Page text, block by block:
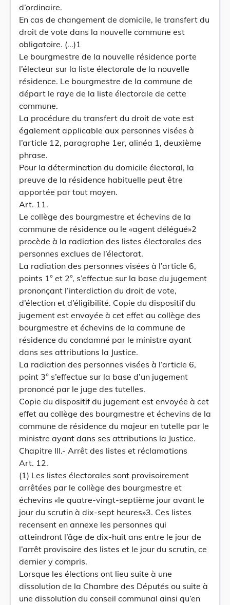
d’ordinaire.
En cas de changement de domicile, le transfert du
droit de vote dans la nouvelle commune est
obligatoire. (...)1
Le bourgmestre de la nouvelle résidence porte
l’électeur sur la liste électorale de la nouvelle
résidence. Le bourgmestre de la commune de
départ le raye de la liste électorale de cette
commune.
La procédure du transfert du droit de vote est
également applicable aux personnes visées à
l’article 12, paragraphe 1er, alinéa 1, deuxième
phrase.
Pour la détermination du domicile électoral, la
preuve de la résidence habituelle peut être
apportée par tout moyen.
Art. 11.
Le collège des bourgmestre et échevins de la
commune de résidence ou le «agent délégué»2
procède à la radiation des listes électorales des
personnes exclues de l’électorat.
La radiation des personnes visées à l’article 6,
points 1° et 2°, s’effectue sur la base du jugement
prononçant l’interdiction du droit de vote,
d’élection et d’éligibilité. Copie du dispositif du
jugement est envoyée à cet effet au collège des
bourgmestre et échevins de la commune de
résidence du condamné par le ministre ayant
dans ses attributions la Justice.
La radiation des personnes visées à l’article 6,
point 3° s’effectue sur la base d’un jugement
prononcé par le juge des tutelles.
Copie du dispositif du jugement est envoyée à cet
effet au collège des bourgmestre et échevins de la
commune de résidence du majeur en tutelle par le
ministre ayant dans ses attributions la Justice.
Chapitre III.- Arrêt des listes et réclamations
Art. 12.
(1) Les listes électorales sont provisoirement
arrêtées par le collège des bourgmestre et
échevins «le quatre-vingt-septième jour avant le
jour du scrutin à dix-sept heures»3. Ces listes
recensent en annexe les personnes qui
atteindront l’âge de dix-huit ans entre le jour de
l’arrêt provisoire des listes et le jour du scrutin, ce
dernier y compris.
Lorsque les élections ont lieu suite à une
dissolution de la Chambre des Députés ou suite à
une dissolution du conseil communal ainsi qu’en